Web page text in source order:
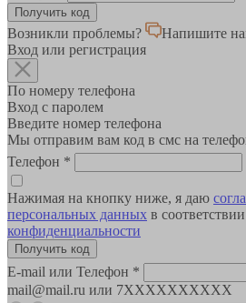
Возникли проблемы?
Напишите
Вход или регистрация
По номеру телефона
Вход с паролем
Введите номер телефона
Мы отправим вам код в смс на
Телефон *
Нажимая на кнопку ниже, я даю
персональных данных в
конфиденциальности
E-mail или Телефон *
mail@mail.ru или 7XXXXXXXXXX